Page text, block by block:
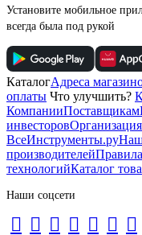
Установите мобильное
всегда была под рукой
КаталогАдреса
оплаты Что улучшить?
КомпанииПоставщикам
инвесторов
ВсеИнструменты.ру
производителей
технологийКаталог
Наши соцсети